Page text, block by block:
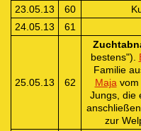
23.05.13
60
24.05.13
61
25.05.13 62
bestens").
Familie
Maja vom
Jungs, die
zur